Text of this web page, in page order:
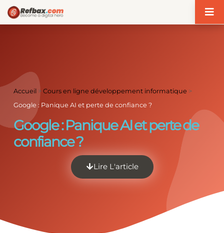
Accueil >Cours en ligne développement informatique >
Google : Panique AI et perte de confiance ?
Google : Panique AI et perte de
confiance ?
Lire L'article
Panneau de gestion des cookies